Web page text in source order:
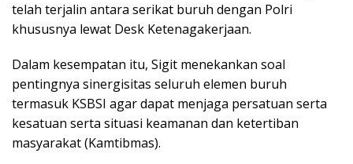
telah terjalin antara serikat buruh dengan Polri
khususnya lewat Desk Ketenagakerjaan.
Dalam kesempatan itu, Sigit menekankan soal
pentingnya sinergisitas seluruh elemen buruh
termasuk KSBSI agar dapat menjaga persatuan serta
kesatuan serta situasi keamanan dan ketertiban
masyarakat (Kamtibmas).